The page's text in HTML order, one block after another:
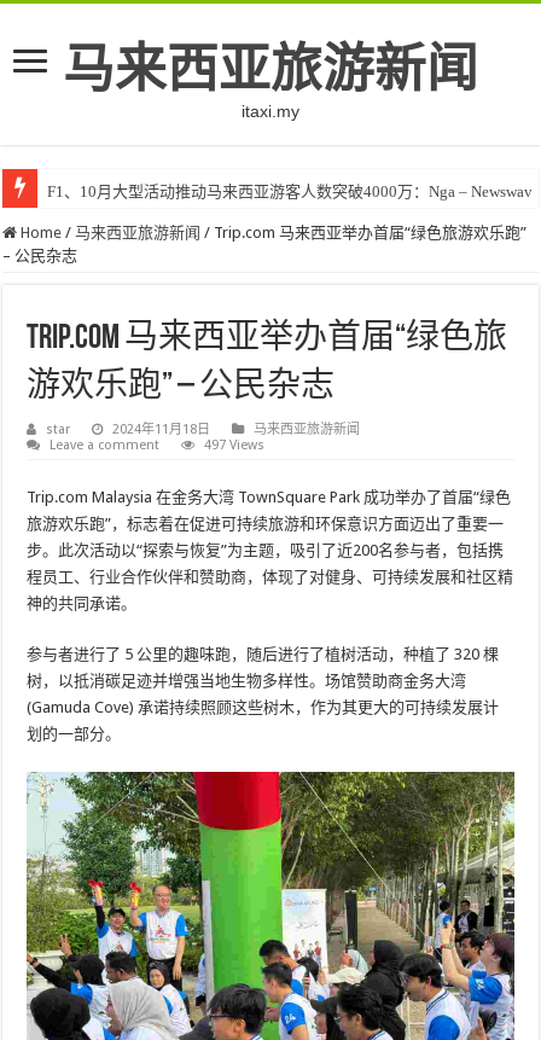
马来西亚旅游新闻
itaxi.my
F1、10月大型活动推动马来西亚游客人数突破4000万：Nga – Newswav
Home / 马来西亚旅游新闻 / Trip.com 马来西亚举办首届“绿色旅游欢乐跑”
– 公民杂志
Trip.com 马来西亚举办首届“绿色旅
游欢乐跑” – 公民杂志
star 2024年11月18日
马来西亚旅游新闻
Leave a comment
497 Views
Trip.com Malaysia 在金务大湾 TownSquare Park 成功举办了首届“绿色
旅游欢乐跑”，标志着在促进可持续旅游和环保意识方面迈出了重要一
步。此次活动以“探索与恢复”为主题，吸引了近200名参与者，包括携
程员工、行业合作伙伴和赞助商，体现了对健身、可持续发展和社区精
神的共同承诺。
参与者进行了 5 公里的趣味跑，随后进行了植树活动，种植了 320 棵
树，以抵消碳足迹并增强当地生物多样性。场馆赞助商金务大湾
(Gamuda Cove) 承诺持续照顾这些树木，作为其更大的可持续发展计
划的一部分。